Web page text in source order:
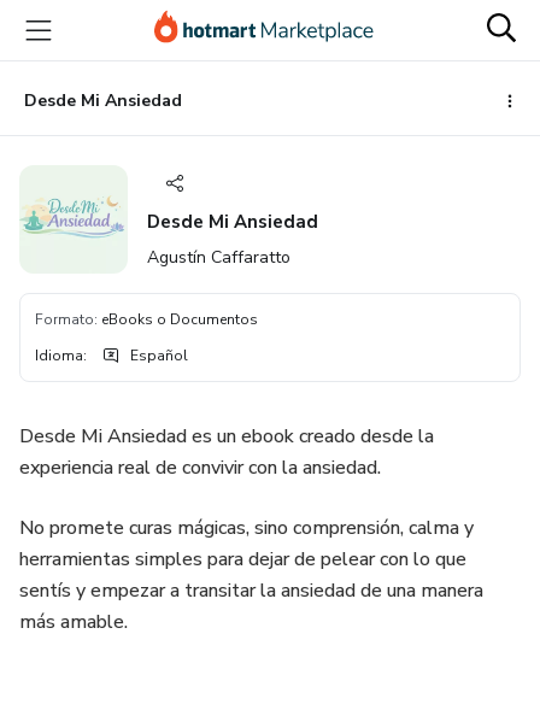
principal
página
de
página
Desde Mi Ansiedad
Desde Mi Ansiedad
Agustín Caffaratto
Formato: eBooks o Documentos
Idioma: Español
Desde Mi Ansiedad es un ebook creado desde la
experiencia real de convivir con la ansiedad.
No promete curas mágicas, sino comprensión, calma y
herramientas simples para dejar de pelear con lo que
sentís y empezar a transitar la ansiedad de una manera
más amable.